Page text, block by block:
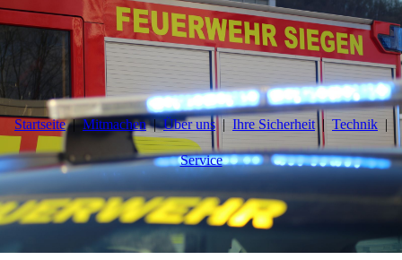
Startseite Mitmachen Über uns Ihre Sicherheit Technik
Service